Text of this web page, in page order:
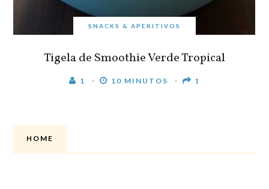
SNACKS & APERITIVOS
Tigela de Smoothie Verde Tropical
1 10 MINUTOS 1
HOME